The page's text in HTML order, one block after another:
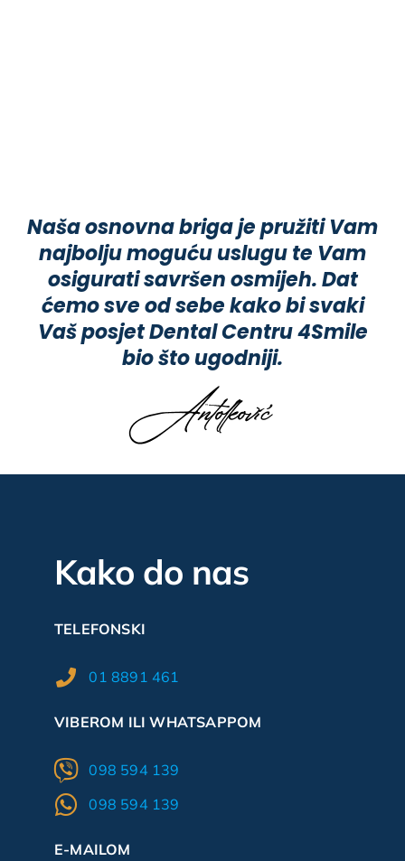
Naša osnovna briga je pružiti Vam
najbolju moguću uslugu te Vam
osigurati savršen osmijeh. Dat
ćemo sve od sebe kako bi svaki
Vaš posjet Dental Centru 4Smile
bio što ugodniji.
Kako do nas
TELEFONSKI
01 8891 461
VIBEROM ILI WHATSAPPOM
098 594 139
098 594 139
E-MAILOM